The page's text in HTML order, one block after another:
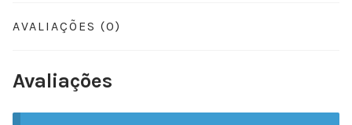
AVALIAÇÕES (0)
Avaliações